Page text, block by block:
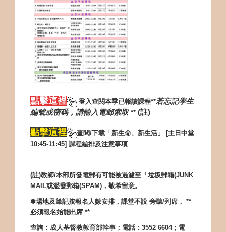
點擊這裡 登入查閱本季已報讀課程**若忘記學生
編號或密碼，請輸入電郵索取 ** (註)
點擊這裡 查閱/下載「新生命、新生活」 [主日中堂
10:45-11:45] 課程編排及注意事項
(註)教師/本部所發電郵有可能被過濾至「垃圾郵箱(JUNK
MAIL或濫發郵箱(SPAM) ，敬希留意。
✽場地及筆記按報名人數安排，課堂不設 旁聽/列席， **
必須報名始能出席 **
查詢：成人基督教教育部幹事；電話： 3552 6604；電